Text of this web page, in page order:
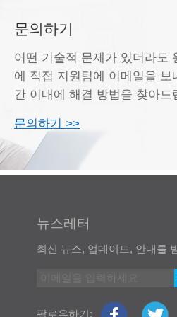
문의하기
어떤 기술적 문제가 있더라도
에 직접 지원팀에 이메일을 보
간 이내에 해결 방법을 찾아드
문의하기 >>
뉴스레터
최신 뉴스, 업데이트, 안내를
팔로우하기: